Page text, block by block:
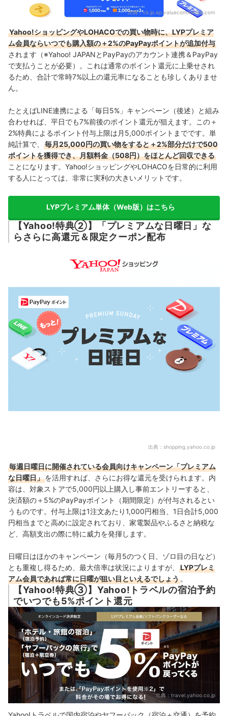
出典：ck.jp.ap.valuecommerce.com
Yahoo!ショッピングやLOHACOでの買い物時に、LYPプレミア
ム会員ならいつでも購入額の＋2%のPayPayポイントが追加付与
されます（※Yahoo! JAPANとPayPayのアカウント連携＆PayPay
で支払うことが必要）。これは通常のポイント還元に上乗せされ
るため、合計で常時7%以上の還元率になることも珍しくありませ
ん。
たとえばLINE連携による「毎日5%」キャンペーン（後述）と組み
合わせれば、平日でも7%前後のポイント還元が狙えます。この＋
2%特典によるポイント付与上限は月5,000ポイントまでです。単
純計算で、
毎月25,000円の買い物をすると＋2%部分だけで500
ポイントを獲得でき、月額料金（508円）をほとんど回収できる
ことになります。Yahoo!ショッピングやLOHACOを日常的に利用
する人にとっては、非常に実利の大きいメリットです。
LYPプレミアム単体（Web版）はこちら
【Yahoo!特典②】「プレミアムな日曜日」な
らさらに高還元＆限定クーポン配布
出典： shopping.yahoo.co.jp
毎週日曜日に開催されている会員向けキャンペーン「プレミアム
な日曜日」を活用すれば、さらにお得な還元を受けられます。内
容は、対象ストアで5,000円以上購入し事前エントリーすると、
決済額の＋5%のPayPayポイント（期間限定）が付与されるとい
うものです。付与上限は1注文あたり1,000円相当、1日合計5,000
円相当までと高めに設定されており、家電製品やふるさと納税な
ど、高額支出の際に特に威力を発揮します。
日曜日はほかのキャンペーン（毎月5のつく日、ゾロ目の日など）
とも重複し得るため、最大倍率は状況によりますが、
LYPプレミ
アム会員であれば常に日曜が狙い目といえるでしょう 。
【Yahoo!特典③】Yahoo!トラベルの宿泊予約
でいつでも5%ポイント還元
出典： travel.yahoo.co.jp